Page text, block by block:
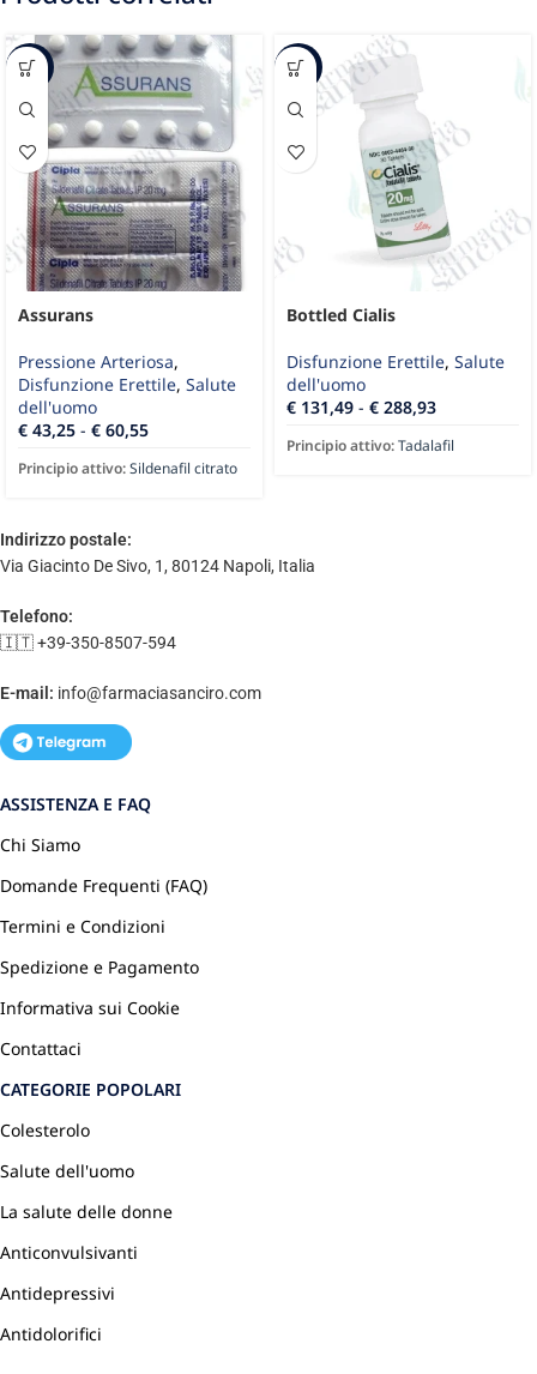
-30%
Assurans
Pressione Arteriosa,
Disfunzione Erettile, Salute
dell'uomo
€ 43,25 - € 60,55
Principio attivo:Sildenafil citrato
-27%
Bottled Cialis
Disfunzione Erettile, Salute
dell'uomo
€ 131,49 - € 288,93
Principio attivo:Tadalafil
Indirizzo postale:
Via Giacinto De Sivo, 1, 80124 Napoli, Italia
Telefono:
🇮🇹 +39-350-8507-594
E-mail: info@farmaciasanciro.com
ASSISTENZA E FAQ
Chi Siamo
Domande Frequenti (FAQ)
Termini e Condizioni
Spedizione e Pagamento
Informativa sui Cookie
Contattaci
CATEGORIE POPOLARI
Colesterolo
Salute dell'uomo
La salute delle donne
Anticonvulsivanti
Antidepressivi
Antidolorifici